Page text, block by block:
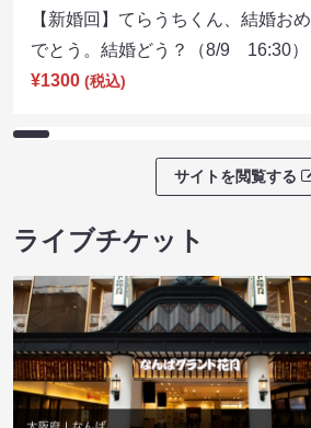
【新婚回】てらうちくん、結婚おめ
でとう。結婚どう？（8/9 16:30）
¥1300 (税込)
サイトを閲覧する
ライブチケット